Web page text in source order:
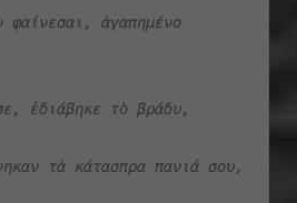
φαίνεσαι, ἀγαπημένο
ἐδιάβηκε τὸ βράδυ,